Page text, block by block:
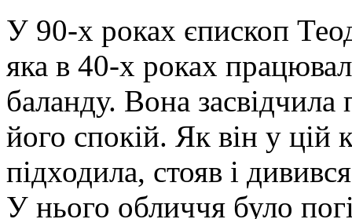
У 90-х роках єпископ
яка в 40-х роках
баланду. Вона
його спокій. Як він у цій
підходила, стояв і
У нього обличчя було